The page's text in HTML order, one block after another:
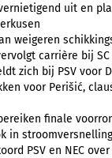
uit en
weigeren
carrière bij SC
zich bij PSV voor
voor Perišić,
finale
in
PSV en NEC